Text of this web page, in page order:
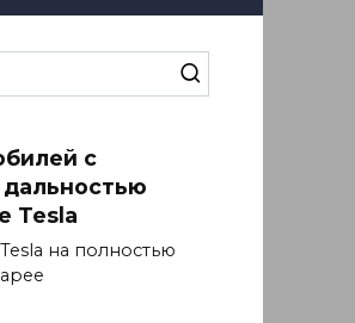
с
Tesla
на полностью